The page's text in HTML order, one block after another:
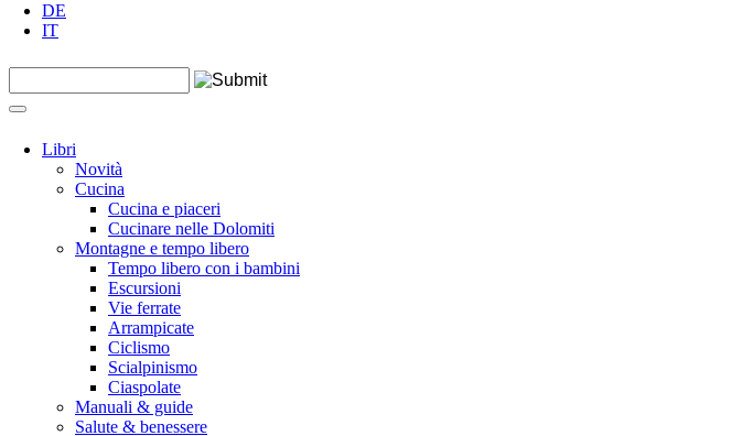
DE
IT
Form di ricerca
Libri
Novità
Cucina
Cucina e piaceri
Cucinare nelle Dolomiti
Montagne e tempo libero
Tempo libero con i bambini
Escursioni
Vie ferrate
Arrampicate
Ciclismo
Scialpinismo
Ciaspolate
Manuali & guide
Salute & benessere